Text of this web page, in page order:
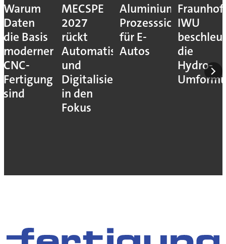
Warum
Daten
die Basis
moderner
CNC-
Fertigung
sind
MECSPE
2027
rückt
Automatisierung
und
Digitalisierung
in den
Fokus
Prozesssicher
für E-
Autos
IWU
die
Hydro-